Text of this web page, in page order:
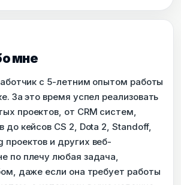
мне
с 5-летним опытом работы
За это время успел реализовать
проектов, от CRM систем,
до кейсов CS 2, Dota 2, Standoff,
и других веб-
по плечу любая задача,
даже если она требует работы